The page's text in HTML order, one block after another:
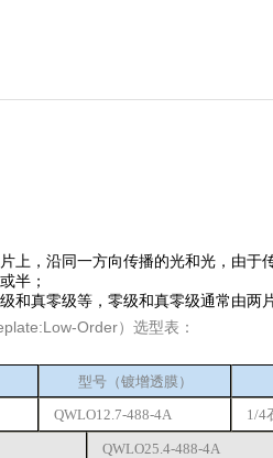
，沿同一方向传播的光和光，由于
；
级和真零级等，零级和真零级通常
Order）选型表：
型号（镀增透膜）
QWLO12.7-488-4A 1/4
QWLO25.4-488-4A